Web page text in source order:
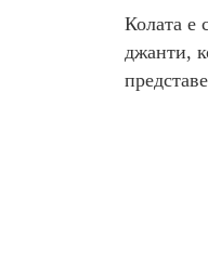
Колата е
джанти,